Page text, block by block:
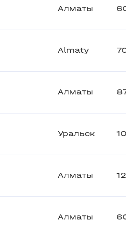
Алматы
Almaty
Алматы
Уральск
Алматы
Алматы